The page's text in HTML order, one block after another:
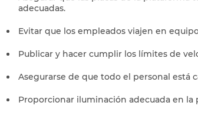
adecuadas.
Evitar que los empleados viajen en
Publicar y hacer cumplir los límites de
Asegurarse de que todo el personal está
Proporcionar iluminación adecuada en